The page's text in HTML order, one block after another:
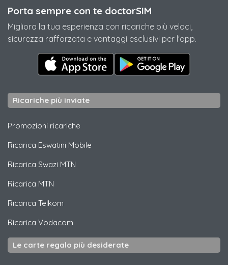
Porta sempre con te doctorSIM
Migliora la tua esperienza con ricariche più veloci,
sicurezza rafforzata e vantaggi esclusivi per l'app.
Ricariche più inviate
Promozioni ricariche
Ricarica Eswatini Mobile
Ricarica Swazi MTN
Ricarica MTN
Ricarica Telkom
Ricarica Vodacom
Le carte regalo più desiderate